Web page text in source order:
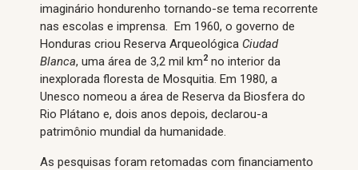
imaginário hondurenho tornando-se tema recorrente
nas escolas e imprensa. Em 1960, o governo de
Honduras criou Reserva Arqueológica Ciudad
Blanca, uma área de 3,2 mil km2 no interior da
inexplorada floresta de Mosquitia. Em 1980, a
Unesco nomeou a área de Reserva da Biosfera do
Rio Plátano e, dois anos depois, declarou-a
patrimônio mundial da humanidade.
As pesquisas foram retomadas com financiamento